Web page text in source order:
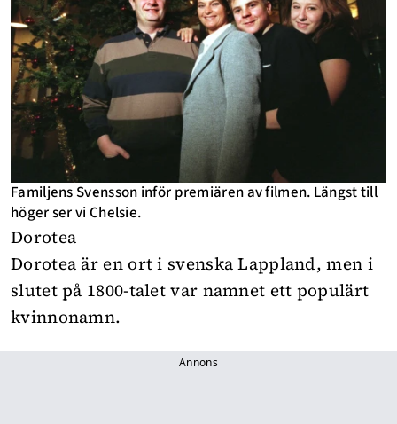
Familjens Svensson inför premiären av filmen. Längst till
höger ser vi Chelsie.
Dorotea
Dorotea är en ort i svenska Lappland, men i
slutet på 1800-talet var namnet ett populärt
kvinnonamn.
Annons